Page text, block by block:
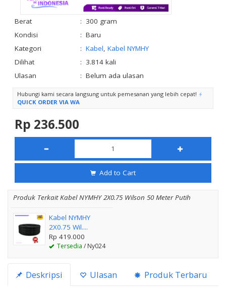
Berat : 300 gram
Kondisi
: Baru
Kategori
: Kabel Kabel NYMHY
Dilihat
: 3.814 kali
Ulasan
: Belum ada ulasan
Hubungi kami secara langsung untuk pemesanan yang lebih cepat!
QUICK ORDER VIA WA
Rp 236.500
Add to Cart
Produk Terkait Kabel NYMHY 2X0.75 Wilson 50 Meter Putih
Kabel NYMHY
2X0.75 Wil....
Rp 419.000
Tersedia / Ny024
Deskripsi Ulasan Produk Terbaru